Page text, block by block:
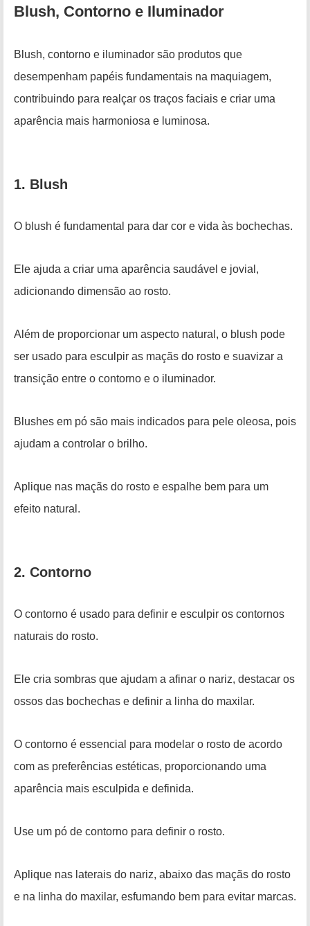
Blush, Contorno e Iluminador
Blush, contorno e iluminador são produtos que
desempenham papéis fundamentais na maquiagem,
contribuindo para realçar os traços faciais e criar uma
aparência mais harmoniosa e luminosa.
1. Blush
O blush é fundamental para dar cor e vida às bochechas.
Ele ajuda a criar uma aparência saudável e jovial,
adicionando dimensão ao rosto.
Além de proporcionar um aspecto natural, o blush pode
ser usado para esculpir as maçãs do rosto e suavizar a
transição entre o contorno e o iluminador.
Blushes em pó são mais indicados para pele oleosa, pois
ajudam a controlar o brilho.
Aplique nas maçãs do rosto e espalhe bem para um
efeito natural.
2. Contorno
O contorno é usado para definir e esculpir os contornos
naturais do rosto.
Ele cria sombras que ajudam a afinar o nariz, destacar os
ossos das bochechas e definir a linha do maxilar.
O contorno é essencial para modelar o rosto de acordo
com as preferências estéticas, proporcionando uma
aparência mais esculpida e definida.
Use um pó de contorno para definir o rosto.
Aplique nas laterais do nariz, abaixo das maçãs do rosto
e na linha do maxilar, esfumando bem para evitar marcas.